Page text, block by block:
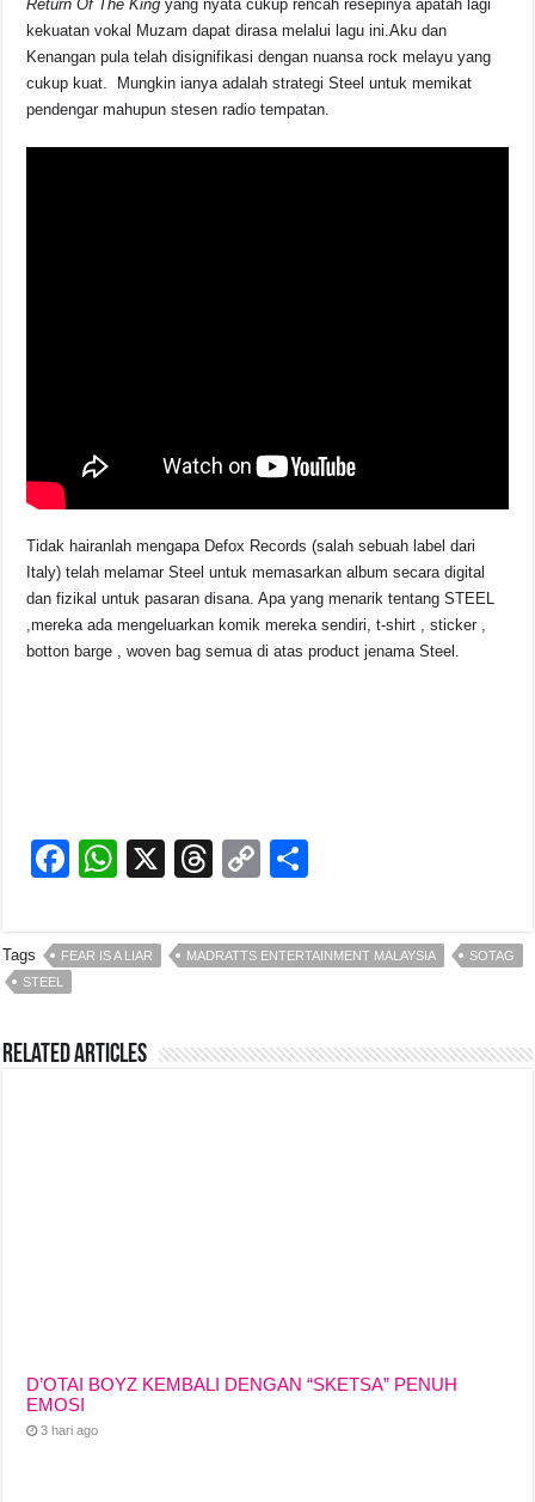
Return Of The King yang nyata cukup rencah resepinya apatah lagi
kekuatan vokal Muzam dapat dirasa melalui lagu ini.Aku dan
Kenangan pula telah disignifikasi dengan nuansa rock melayu yang
cukup kuat. Mungkin ianya adalah strategi Steel untuk memikat
pendengar mahupun stesen radio tempatan.
Tidak hairanlah mengapa Defox Records (salah sebuah label dari
Italy) telah melamar Steel untuk memasarkan album secara digital
dan fizikal untuk pasaran disana. Apa yang menarik tentang STEEL
,mereka ada mengeluarkan komik mereka sendiri, t-shirt , sticker ,
botton barge , woven bag semua di atas product jenama Steel.
F
c
e
o
W
at
s
p
X
T
e
a
s
C
p
y
n
ar
e
Tags FEAR IS A LIAR MADRATTS ENTERTAINMENT MALAYSIA
SOTAG
STEEL
Related Articles
D’OTAI BOYZ KEMBALI DENGAN “SKETSA” PENUH
EMOSI
3 hari ago